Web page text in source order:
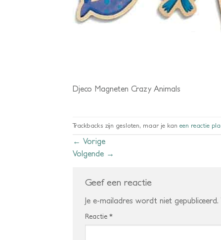
Djeco Magneten Crazy Animals
Trackbacks zijn gesloten, maar je kan een reactie
← Vorige
Volgende →
Geef een reactie
Je e-mailadres wordt niet gepubliceerd.
Reactie *